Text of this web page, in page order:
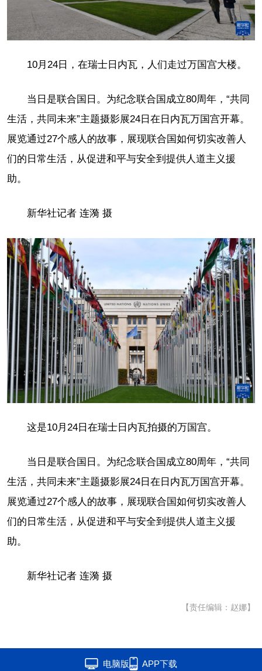
10月24日，在瑞士日内瓦，人们走过万国宫大楼。
当日是联合国日。为纪念联合国成立80周年，“共同
生活，共同未来”主题摄影展24日在日内瓦万国宫开幕。
展览通过27个感人的故事，展现联合国如何切实改善人
们的日常生活，从促进和平与安全到提供人道主义援
助。
新华社记者 连漪 摄
这是10月24日在瑞士日内瓦拍摄的万国宫。
当日是联合国日。为纪念联合国成立80周年，“共同
生活，共同未来”主题摄影展24日在日内瓦万国宫开幕。
展览通过27个感人的故事，展现联合国如何切实改善人
们的日常生活，从促进和平与安全到提供人道主义援
助。
新华社记者 连漪 摄
【责任编辑：赵娜】
电脑版 APP下载